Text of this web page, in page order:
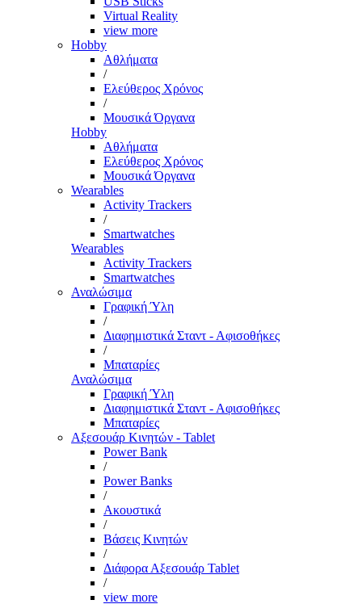
Virtual Reality
view more
Hobby
Αθλήματα
/
Ελεύθερος Χρόνος
/
Μουσικά Όργανα
Hobby
Αθλήματα
Ελεύθερος Χρόνος
Μουσικά Όργανα
Wearables
Activity Trackers
/
Smartwatches
Wearables
Activity Trackers
Smartwatches
Αναλώσιμα
Γραφική Ύλη
/
Διαφημιστικά Σταντ - Αφισοθήκες
/
Μπαταρίες
Αναλώσιμα
Γραφική Ύλη
Διαφημιστικά Σταντ - Αφισοθήκες
Μπαταρίες
Αξεσουάρ Κινητών - Tablet
Power Bank
/
Power Banks
/
Ακουστικά
/
Βάσεις Κινητών
/
Διάφορα Αξεσουάρ Tablet
/
view more